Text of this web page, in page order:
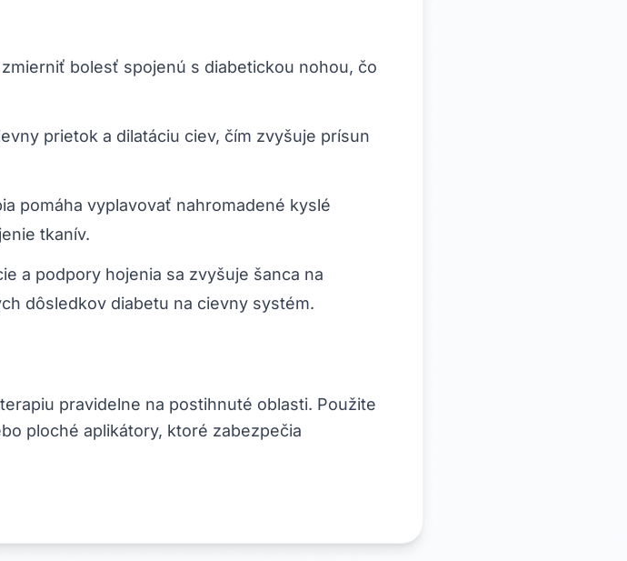
bolesť spojenú s diabetickou nohou, čo
prietok a dilatáciu ciev, čím zvyšuje prísun
pomáha vyplavovať nahromadené kyslé
tkanív.
a podpory hojenia sa zvyšuje šanca na
dôsledkov diabetu na cievny systém.
pravidelne na postihnuté oblasti. Použite
ploché aplikátory, ktoré zabezpečia